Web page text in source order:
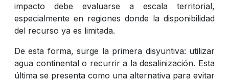
impacto debe evaluarse a escala territorial,
especialmente en regiones donde la disponibilidad
del recurso ya es limitada.
De esta forma, surge la primera disyuntiva: utilizar
agua continental o recurrir a la desalinización. Esta
última se presenta como una alternativa para evitar